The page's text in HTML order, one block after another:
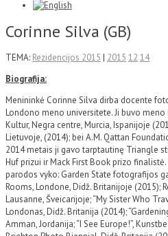
Corinne Silva (GB)
TEMA: Rezidencijos 2015 | 2015 12 14
Biografija:
Menininkė Corinne Silva dirba docente
Londono meno universitete. Ji buvo
Kultur, Negra centre, Murcia, Ispanijoje
Lietuvoje, (2014); bei A.M. Qattan
2014 metais ji gavo tarptautinę Triangle
Huf prizui ir Mack First Book prizo
parodos vyko: Garden State fotografijos
Rooms, Londone, Didž. Britanijoje (2015);
Lausanne, Šveicarijoje; “My Sister Who
Londonas, Didž. Britanija (2014);
Amman, Jordanija; “I See Europe!”,